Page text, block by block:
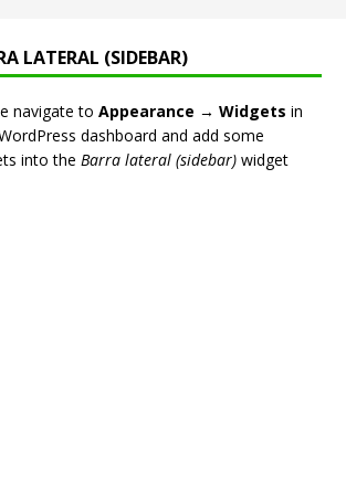
LATERAL (SIDEBAR)
navigate to Appearance → Widgets in
dashboard and add some
into the Barra lateral (sidebar)widget